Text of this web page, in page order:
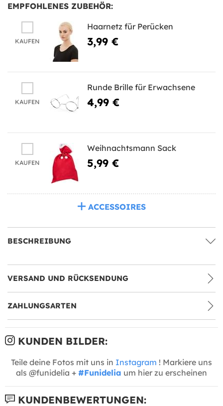
EMPFOHLENES ZUBEHÖR:
KAUFEN
Haarnetz für Perücken
3,99 €
KAUFEN
Runde Brille für Erwachsene
4,99 €
KAUFEN
Weihnachtsmann Sack
5,99 €
ACCESSOIRES
BESCHREIBUNG
VERSAND UND RÜCKSENDUNG
ZAHLUNGSARTEN
KUNDEN BILDER:
Teile deine Fotos mit uns in Instagram ! Markiere uns
als @funidelia + #Funidelia um hier zu erscheinen
KUNDENBEWERTUNGEN: